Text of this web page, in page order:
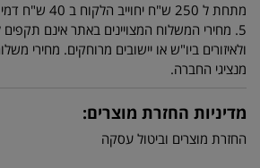
מתחת ל 250 ש"ח יחוייב הלקוח ב 40 ש"ח דמי משלוח.
5. מחירי המשלוח המצויינים באתר אינם
ולאיזורים ביו"ש או יישובים מרוחקים. מחירי
מנציגי החברה.
מדיניות החזרת מוצרים:
החזרת מוצרים וביטול עסקה